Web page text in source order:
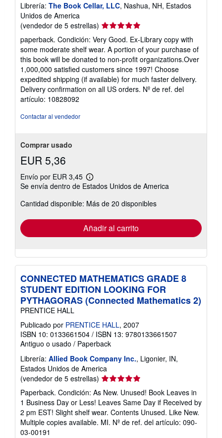
Librería: The Book Cellar, LLC, Nashua, NH, Estados
Unidos de America
(vendedor de 5 estrellas) Calificación
del
vendedor:
5
de
5
estrellas
paperback. Condición: Very Good. Ex-Library copy with
some moderate shelf wear. A portion of your purchase of
this book will be donated to non-profit organizations.Over
1,000,000 satisfied customers since 1997! Choose
expedited shipping (if available) for much faster delivery.
Delivery confirmation on all US orders. Nº de ref. del
artículo: 10828092
Contactar al vendedor
Comprar usado
EUR 5,36
Envío por EUR 3,45
Más
información
las
envío
Se envía dentro de Estados Unidos de America
Cantidad disponible: Más de 20 disponibles
Añadir al carrito
CONNECTED MATHEMATICS GRADE 8
STUDENT EDITION LOOKING FOR
PYTHAGORAS (Connected Mathematics 2)
PRENTICE HALL
Publicado por PRENTICE HALL, 2007
ISBN 10: 0133661504 / ISBN 13: 9780133661507
Antiguo o usado / Paperback
Librería: Allied Book Company Inc., Ligonier, IN,
Estados Unidos de America
(vendedor de 5 estrellas) Calificación
del
vendedor:
5
de
5
Paperback. Condición: As New. Unused! Book Leaves in
1 Business Day or Less! Leaves Same Day if Received by
2 pm EST! Slight shelf wear. Contents Unused. Like New.
Multiple copies available. MI. Nº de ref. del artículo: 090-
03-00191